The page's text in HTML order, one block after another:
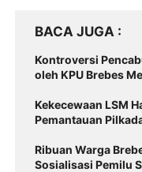
BACA JUGA
Kontroversi
oleh KPU Brebes
Kekecewaan LSM
Pemantauan
Ribuan Warga
Sosialisasi Pemilu